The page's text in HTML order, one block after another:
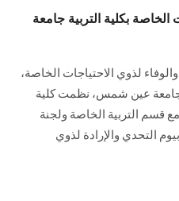
بكلية التربية جامعة
لذوي الاحتياجات الخاصة،
جامعة عين شمس، نظمت كلية
قسم التربية الخاصة ولجنة
التحدي والإرادة لذوي